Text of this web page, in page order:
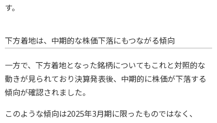
す。
下方着地は、中期的な株価下落にもつながる傾向
一方で、下方着地となった銘柄についてもこれと対照的な
動きが見られており決算発表後、中期的に株価が下落する
傾向が確認されました。
このような傾向は2025年3月期に限ったものではなく、